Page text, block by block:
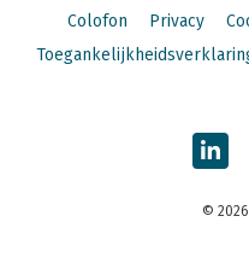
Colofon
Privacy
©